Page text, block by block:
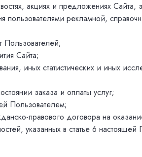
акциях и предложениях Сайта,
пользователями рекламной,
Пользователей;
Сайта;
иных статистических и иных
заказа и оплаты услуг;
Пользователем;
правового договора на
указанных в статье 6